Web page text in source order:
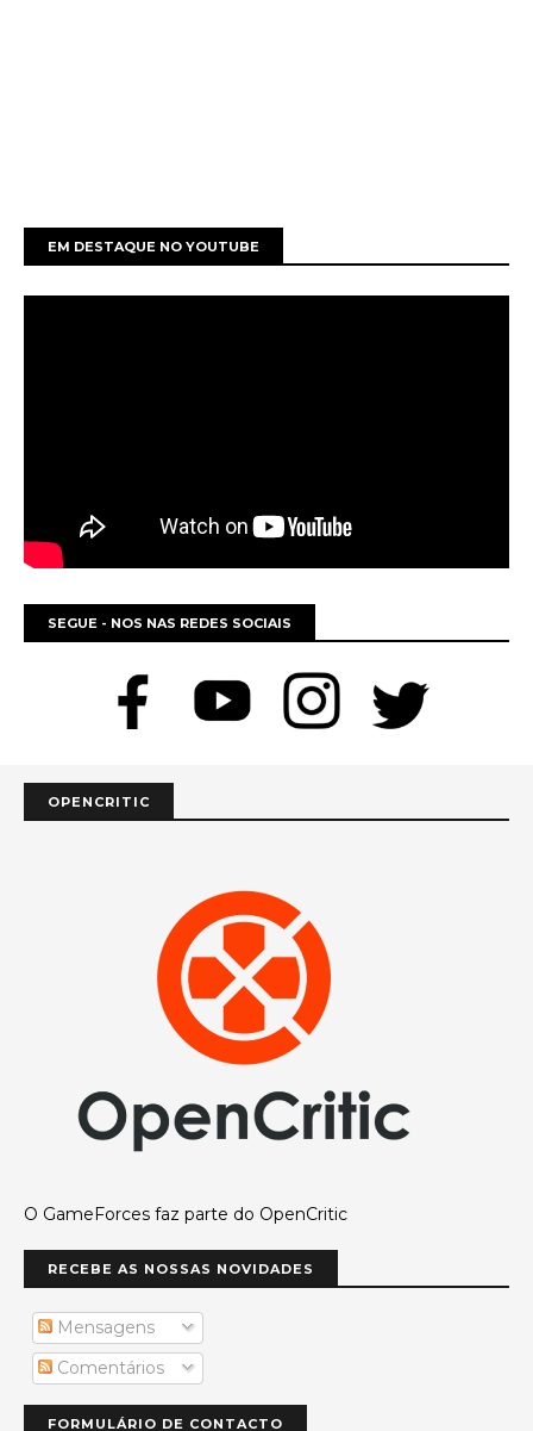
EM DESTAQUE NO YOUTUBE
SEGUE - NOS NAS REDES SOCIAIS
OPENCRITIC
O GameForces faz parte do OpenCritic
RECEBE AS NOSSAS NOVIDADES
Mensagens
Comentários
FORMULÁRIO DE CONTACTO